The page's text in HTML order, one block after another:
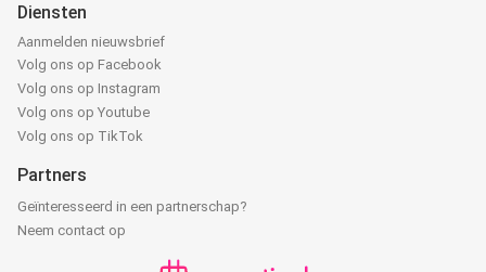
Diensten
Aanmelden nieuwsbrief
Volg ons op Facebook
Volg ons op Instagram
Volg ons op Youtube
Volg ons op TikTok
Partners
Geïnteresseerd in een partnerschap?
Neem contact op